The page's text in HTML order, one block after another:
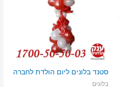
סטנד בלונים ליום הולדת לחברה
בלונים